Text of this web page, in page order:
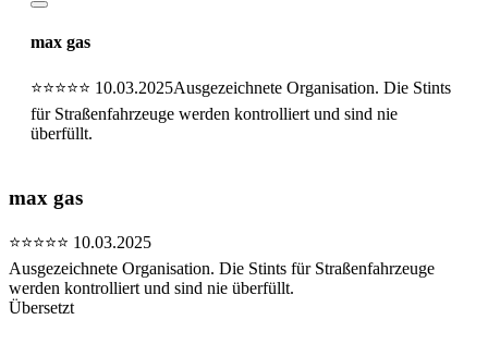
max gas
⭐⭐⭐⭐⭐ 10.03.2025Ausgezeichnete Organisation. Die Stints
für Straßenfahrzeuge werden kontrolliert und sind nie
überfüllt.
max gas
⭐⭐⭐⭐⭐ 10.03.2025
Ausgezeichnete Organisation. Die Stints für Straßenfahrzeuge
werden kontrolliert und sind nie überfüllt.
Übersetzt